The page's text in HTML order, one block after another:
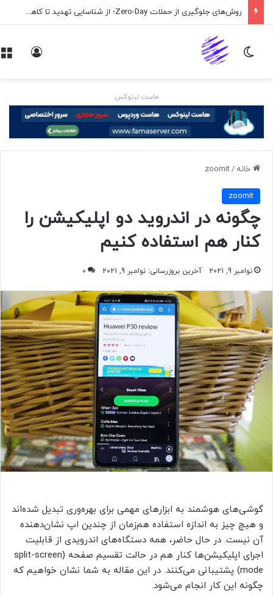
روش‌های جلوگیری از حملات Zero-Day؛ از شناسایی تهدید تا کاهش ریسک
تغییر پوسته
هاست لینوکس
خانه /
zoomit
zoomit
چگونه در اندروید دو اپلیکیشن را
کنار هم استفاده کنیم
نوامبر 9, 2021 آخرین بروزرسانی: نوامبر 9, 2021 0
گوشی‌های هوشمند به ابزارهای مهمی برای بهره‌وری تبدیل شده‌اند
و هیچ چیز به اندازه استفاده هم‌زمان از چندین اپ نشان‌دهنده
آن نیست. در حال حاضر، همه دستگاه‌های اندرویدی از قابلیت
اجرای اپلیکیشن‌ها کنار هم در حالت تقسیم صفحه (split-screen
mode) پشتیبانی می‌کنند. در این مقاله به شما نشان خواهیم که
چگونه این کار انجام می‌شود.